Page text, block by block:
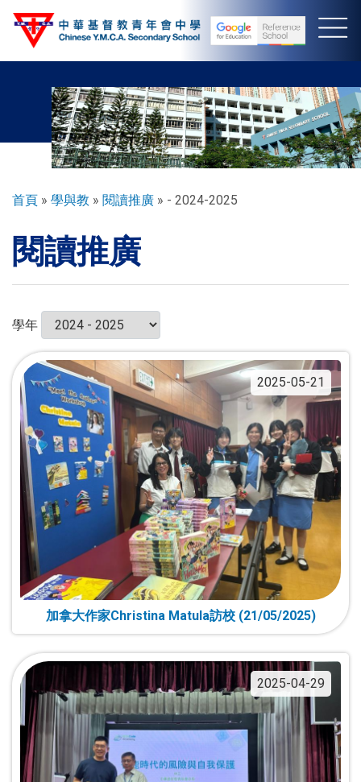
導
連
結
首頁 學與教 閱讀推廣 - 2024-2025
閱讀推廣
學年
2025-05-21
加拿大作家Christina Matula訪校 (21/05/2025)
2025-04-29